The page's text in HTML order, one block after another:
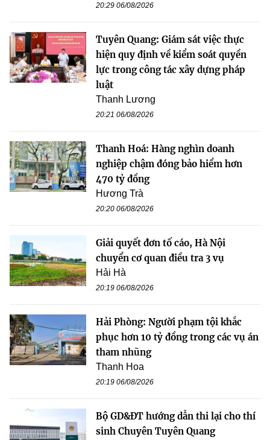
20:29 06/08/2026
Tuyên Quang: Giám sát việc thực
hiện quy định về kiểm soát quyền
lực trong công tác xây dựng pháp
luật
Thanh Lương
20:21 06/08/2026
Thanh Hoá: Hàng nghìn doanh
nghiệp chậm đóng bảo hiểm hơn
470 tỷ đồng
Hương Trà
20:20 06/08/2026
Giải quyết đơn tố cáo, Hà Nội
chuyển cơ quan điều tra 3 vụ
Hải Hà
20:19 06/08/2026
Hải Phòng: Người phạm tội khắc
phục hơn 10 tỷ đồng trong các vụ án
tham nhũng
Thanh Hoa
20:19 06/08/2026
Bộ GD&ĐT hướng dẫn thi lại cho thí
sinh Chuyên Tuyên Quang